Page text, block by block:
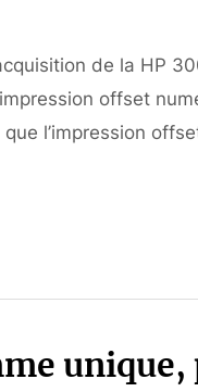
de la HP
offset
l’impression